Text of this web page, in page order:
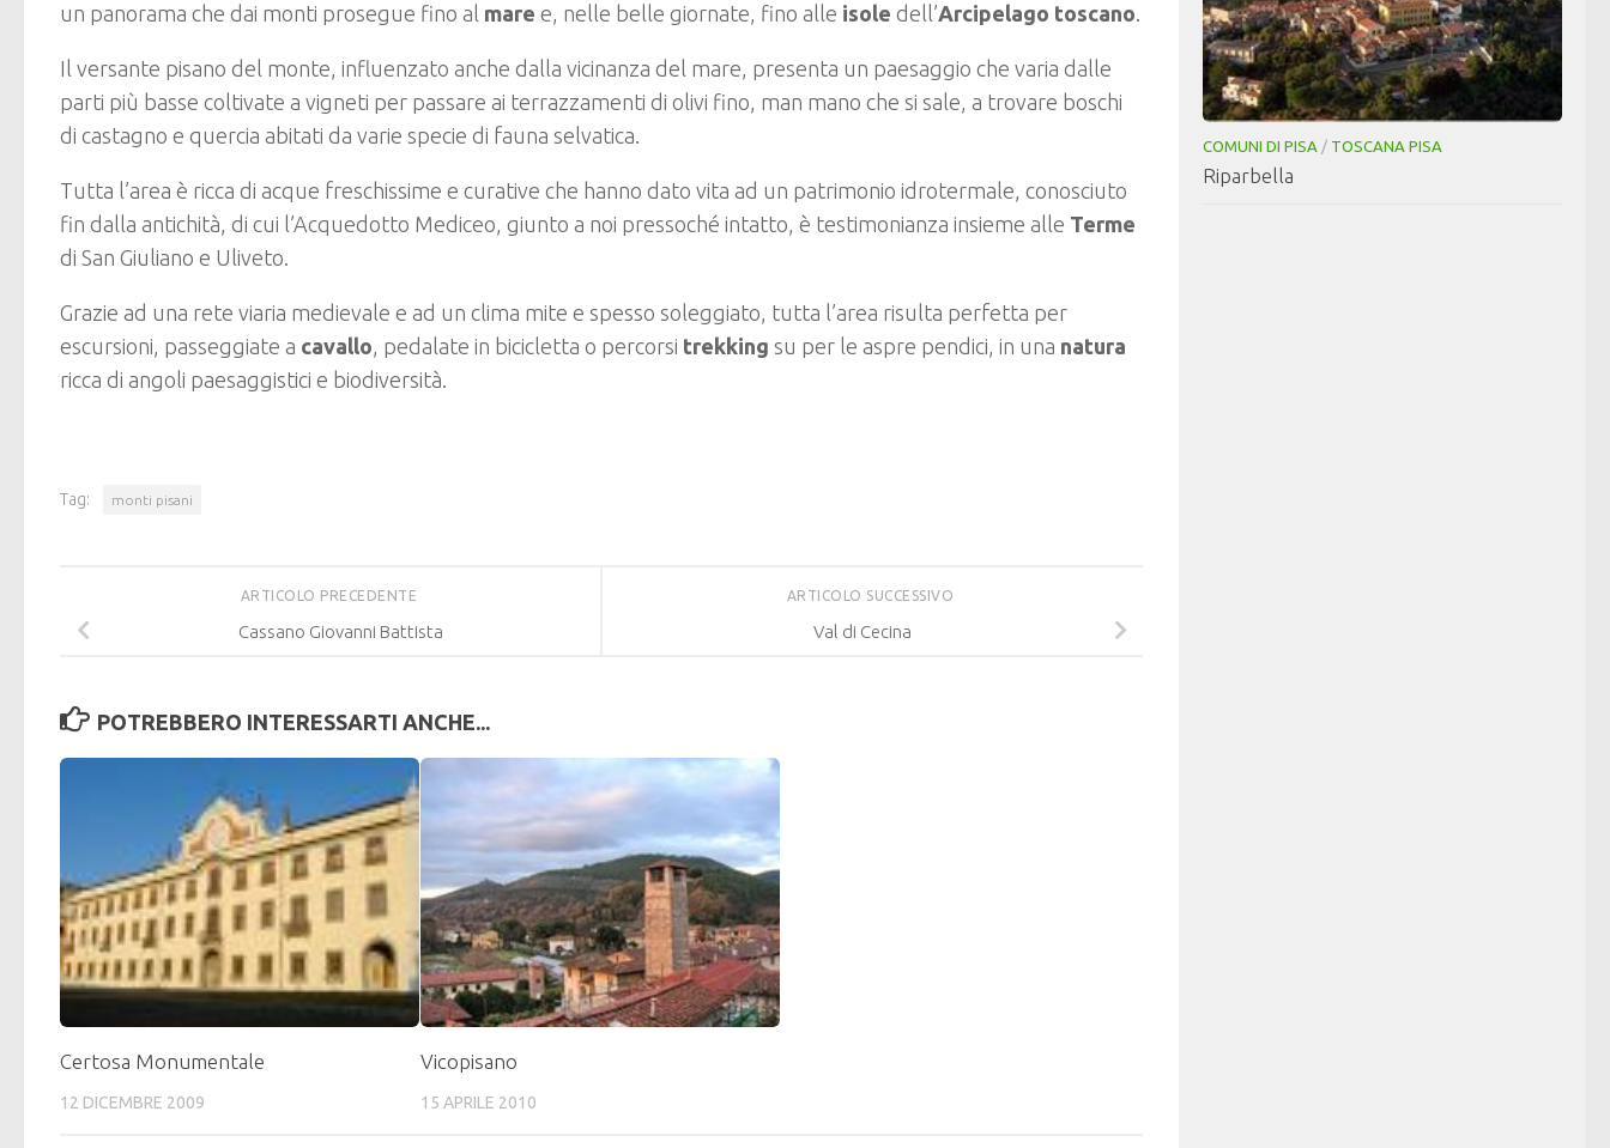
un panorama che dai monti prosegue fino al mare e, nelle belle giornate, fino alle isole dell’Arcipelago toscano.
Il versante pisano del monte, influenzato anche dalla vicinanza del mare, presenta un paesaggio che varia dalle
parti più basse coltivate a vigneti per passare ai terrazzamenti di olivi fino, man mano che si sale, a trovare boschi
di castagno e quercia abitati da varie specie di fauna selvatica.
Tutta l’area è ricca di acque freschissime e curative che hanno dato vita ad un patrimonio idrotermale, conosciuto
fin dalla antichità, di cui l’Acquedotto Mediceo, giunto a noi pressoché intatto, è testimonianza insieme alle Terme
di San Giuliano e Uliveto.
Grazie ad una rete viaria medievale e ad un clima mite e spesso soleggiato, tutta l’area risulta perfetta per
escursioni, passeggiate a cavallo, pedalate in bicicletta o percorsi trekking su per le aspre pendici, in una natura
ricca di angoli paesaggistici e biodiversità.
Tag: monti pisani
ARTICOLO SUCCESSIVO
Val di Cecina
ARTICOLO PRECEDENTE
Cassano Giovanni Battista
POTREBBERO INTERESSARTI ANCHE...
Certosa Monumentale
12 DICEMBRE 2009
Vicopisano
15 APRILE 2010
COMUNI DI PISA / TOSCANA PISA
Riparbella